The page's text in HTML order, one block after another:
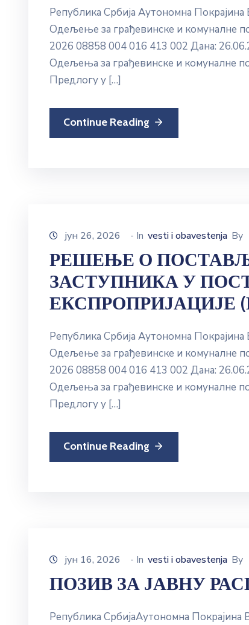
Република Србија Аутономна
Одељење за грађевинске и комуналне
2026 08858 004 016 413 002 Дана:
Одељења за грађевинске и комуналне
Предлогу у […]
Continue Reading
јун 26, 2026 - In vesti i obavestenja By
РЕШЕЊЕ О
ЗАСТУПНИКА У
ЕКСПРОПРИЈАЦИЈЕ
Република Србија Аутономна
Одељење за грађевинске и комуналне
2026 08858 004 016 413 002 Дана:
Одељења за грађевинске и комуналне
Предлогу у […]
Continue Reading
јун 16, 2026 - In vesti i obavestenja By
ПОЗИВ ЗА ЈАВНУ
Република СрбијаАутономна